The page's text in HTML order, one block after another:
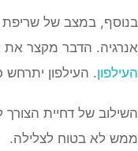
בנוסף, במצב של שריפת
אנרגיה. הדבר מקצר את
העילפון. העילפון
השילוב של דחיית
ממש לא בטוח לצלילה.